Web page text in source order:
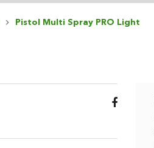
Pistol Multi Spray PRO Light